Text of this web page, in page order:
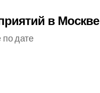
в Москве
по дате